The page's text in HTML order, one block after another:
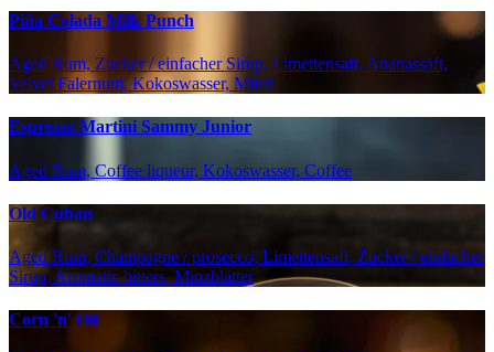
Piña Colada Milk Punch
Aged Rum, Zucker / einfacher Sirup, Limettensaft, Ananassaft,
Velvet Falernum, Kokoswasser, Milch
Espresso Martini Sammy Junior
Aged Rum, Coffee liqueur, Kokoswasser, Coffee
Old Cuban
Aged Rum, Champagne / prosecco, Limettensaft, Zucker / einfacher
Sirup, Aromatic bitters, Minzblätter
Corn 'n' Oil